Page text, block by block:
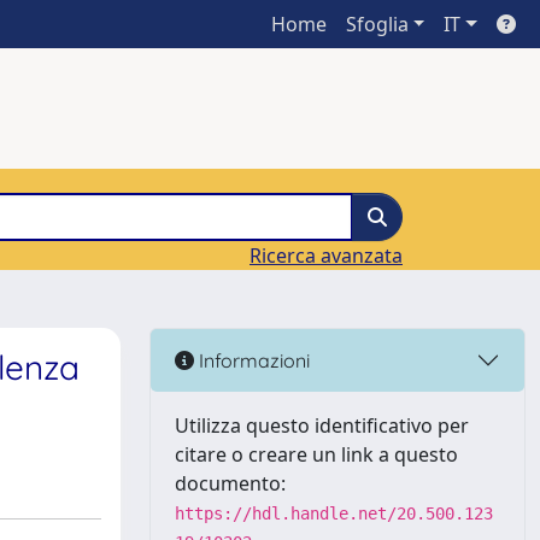
Home Sfoglia IT
Ricerca avanzata
Informazioni
Utilizza questo identificativo per
citare o creare un link a questo
documento:
https://hdl.handle.net/20.500.123